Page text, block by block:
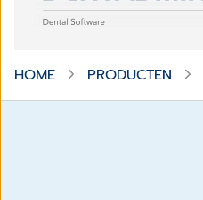
HOME PRODUCTEN